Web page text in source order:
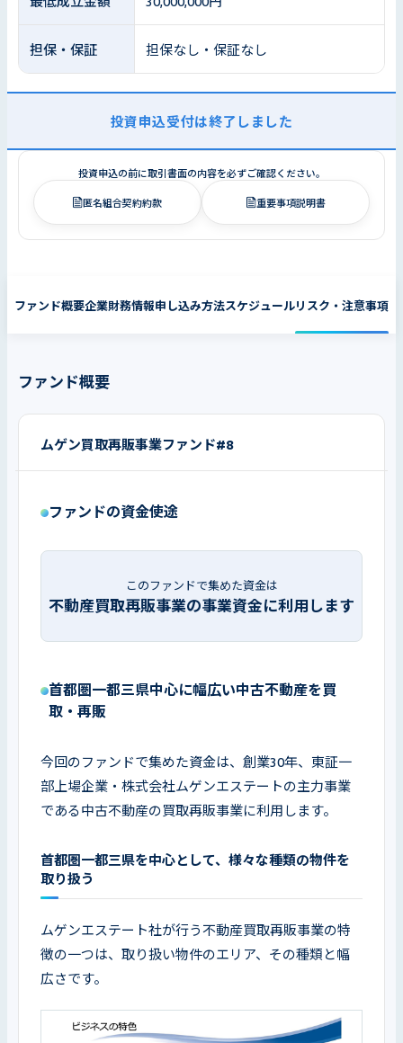
担保・保証 担保なし・保証なし
投資申込受付は終了しました
投資申込の前に取引書面の内容を必ずご確認ください。
匿名組合契約約款 重要事項説明書
ファンド概要企業財務情報申し込み方法スケジュールリスク・注意事項
ファンド概要
ムゲン買取再販事業ファンド#8
ファンドの資金使途
このファンドで集めた資金は
不動産買取再販事業の事業資金に利用します
首都圏一都三県中心に幅広い中古不動産を買
取・再販
今回のファンドで集めた資金は、創業30年、東証一
部上場企業・株式会社ムゲンエステートの主力事業
である中古不動産の買取再販事業に利用します。
首都圏一都三県を中心として、様々な種類の物件を
取り扱う
ムゲンエステート社が行う不動産買取再販事業の特
徴の一つは、取り扱い物件のエリア、その種類と幅
広さです。